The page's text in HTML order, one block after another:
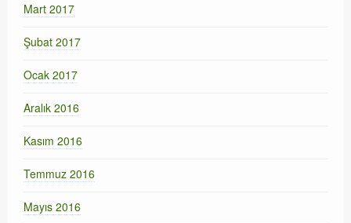
Mart 2017
Şubat 2017
Ocak 2017
Aralık 2016
Kasım 2016
Temmuz 2016
Mayıs 2016